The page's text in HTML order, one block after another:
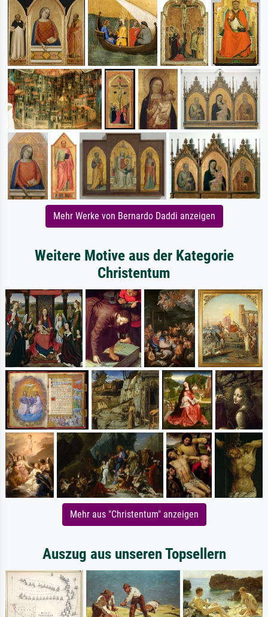
Mehr Werke von Bernardo Daddi anzeigen
Weitere Motive aus der Kategorie
Christentum
Mehr aus "Christentum" anzeigen
Auszug aus unseren Topsellern